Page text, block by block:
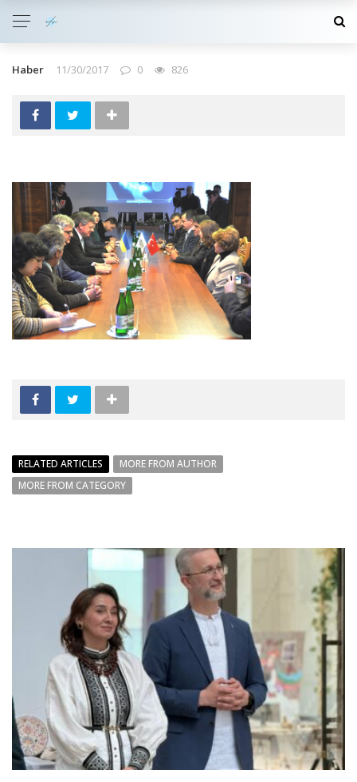
Haber 11/30/2017 0 826
RELATED ARTICLES
MORE FROM AUTHOR
MORE FROM CATEGORY